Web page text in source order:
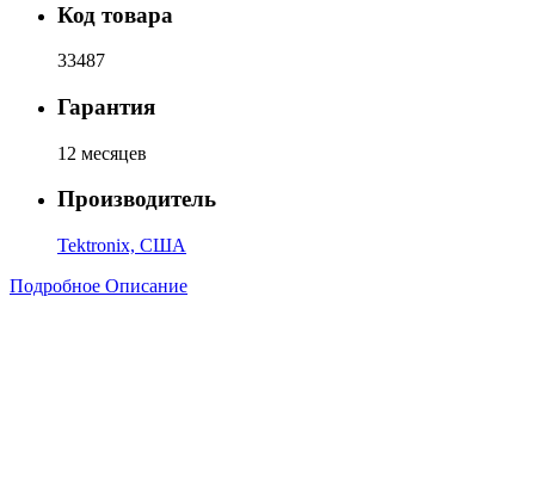
Код товара
33487
Гарантия
12 месяцев
Производитель
Tektronix, США
Подробное Описание